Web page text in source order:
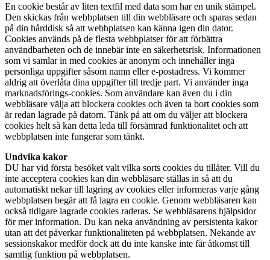
En cookie består av liten textfil med data som har en unik stämpel.
Den skickas från webbplatsen till din webbläsare och sparas sedan
på din hårddisk så att webbplatsen kan känna igen din dator.
Cookies används på de flesta webbplatser för att förbättra
användbarheten och de innebär inte en säkerhetsrisk. Informationen
som vi samlar in med cookies är anonym och innehåller inga
personliga uppgifter såsom namn eller e-postadress. Vi kommer
aldrig att överlåta dina uppgifter till tredje part. Vi använder inga
marknadsförings-cookies. Som användare kan även du i din
webbläsare välja att blockera cookies och även ta bort cookies som
är redan lagrade på datorn. Tänk på att om du väljer att blockera
cookies helt så kan detta leda till försämrad funktionalitet och att
webbplatsen inte fungerar som tänkt.
Undvika kakor
DU har vid första besöket valt vilka sorts cookies du tillåter. Vill du
inte acceptera cookies kan din webbläsare ställas in så att du
automatiskt nekar till lagring av cookies eller informeras varje gång
webbplatsen begär att få lagra en cookie. Genom webbläsaren kan
också tidigare lagrade cookies raderas. Se webbläsarens hjälpsidor
för mer information. Du kan neka användning av persistenta kakor
utan att det påverkar funktionaliteten på webbplatsen. Nekande av
sessionskakor medför dock att du inte kanske inte får åtkomst till
samtlig funktion på webbplatsen.